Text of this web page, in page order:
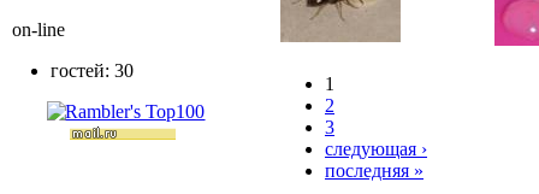
1
2
3
следующая ›
последняя »
on-line
гостей: 30